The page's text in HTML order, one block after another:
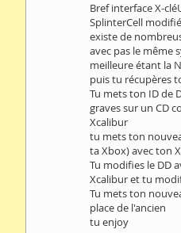
Bref interface X-
SplinterCell
existe de
avec pas le même
meilleure étant la
puis tu récupères
Tu mets ton ID de
graves sur un CD
Xcalibur
tu mets ton
ta Xbox) avec ton
Tu modifies le DD
Xcalibur et tu
Tu mets ton
place de l'ancien
tu enjoy